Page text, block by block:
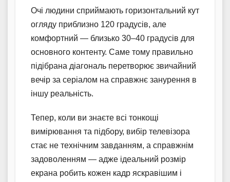
Очі людини сприймають горизонтальний кут
огляду приблизно 120 градусів, але
комфортний — близько 30–40 градусів для
основного контенту. Саме тому правильно
підібрана діагональ перетворює звичайний
вечір за серіалом на справжнє занурення в
іншу реальність.
Тепер, коли ви знаєте всі тонкощі
вимірювання та підбору, вибір телевізора
стає не технічним завданням, а справжнім
задоволенням — адже ідеальний розмір
екрана робить кожен кадр яскравішим і